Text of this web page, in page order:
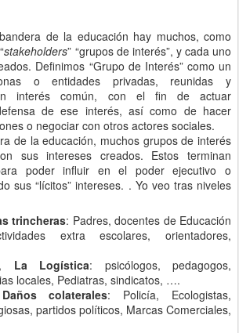
de la educación hay muchos, como
stakeholders” “grupos de interés”, y cada uno
Definimos “Grupo de Interés” como un
o entidades privadas, reunidas y
interés común, con el fin de actuar
de ese interés, así como de hacer
o negociar con otros actores sociales.
de la educación, muchos grupos de interés
sus intereses creados. Estos terminan
poder influir en el poder ejecutivo o
sus “lícitos” intereses. . Yo veo tras niveles
trincheras: Padres, docentes de Educación
extra escolares, orientadores,
La Logística: psicólogos, pedagogos,
locales, Pediatras, sindicatos, ….
Daños colaterales: Policía, Ecologistas,
partidos políticos, Marcas Comerciales,